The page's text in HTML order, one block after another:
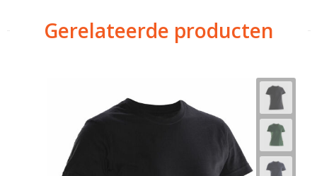
Gerelateerde producten